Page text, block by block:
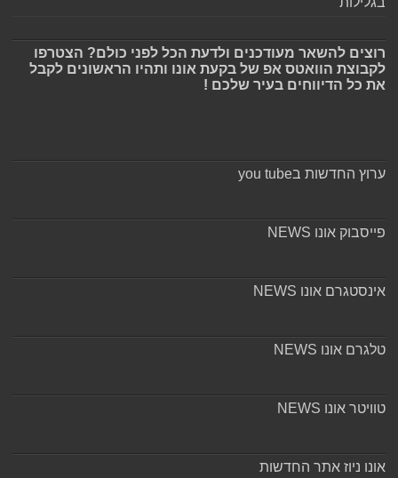
רוצים להשאר מעודכנים ולדעת הכל לפני כולם? הצטרפו
לקבוצת הוואטס אפ של בקעת אונו ותהיו הראשונים לקבל
את כל הדיווחים בעיר שלכם !
ערוץ החדשות בyou tube
פייסבוק אונו NEWS
אינסטגרם אונו NEWS
טלגרם אונו NEWS
טוויטר אונו NEWS
אונו ניוז אתר החדשות